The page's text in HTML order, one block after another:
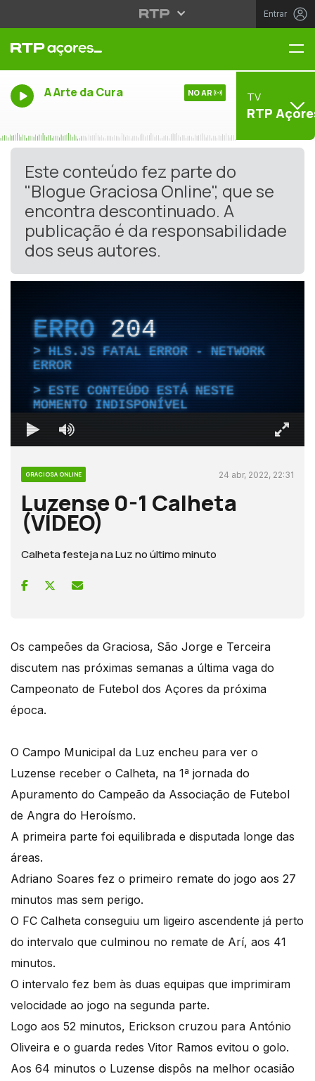
Entrar
A Arte da Cura NO AR TV
RTP
Este conteúdo fez parte do
"Blogue Graciosa Online", que se
encontra descontinuado. A
publicação é da responsabilidade
dos seus autores.
ERRO204
HLS.JS FATAL ERROR - NETWORK
ERROR
ESTE CONTEÚDO ESTÁ NESTE
MOMENTO INDISPONÍVEL
GRACIOSA ONLINE 24 abr, 2022, 22:31
Luzense 0-1 Calheta
(VÍDEO)
Calheta festeja na Luz no último minuto
Os campeões da Graciosa, São Jorge e Terceira
discutem nas próximas semanas a última vaga do
Campeonato de Futebol dos Açores da próxima
época.
O Campo Municipal da Luz encheu para ver o
Luzense receber o Calheta, na 1ª jornada do
Apuramento do Campeão da Associação de Futebol
de Angra do Heroísmo.
A primeira parte foi equilibrada e disputada longe das
áreas.
Adriano Soares fez o primeiro remate do jogo aos 27
minutos mas sem perigo.
O FC Calheta conseguiu um ligeiro ascendente já perto
do intervalo que culminou no remate de Arí, aos 41
minutos.
O intervalo fez bem às duas equipas que imprimiram
velocidade ao jogo na segunda parte.
Logo aos 52 minutos, Erickson cruzou para António
Oliveira e o guarda redes Vitor Ramos evitou o golo.
Aos 64 minutos o Luzense dispôs na melhor ocasião